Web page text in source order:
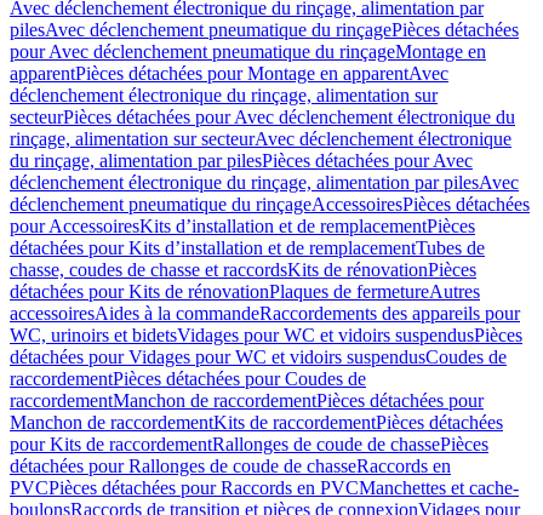
Avec déclenchement électronique du rinçage, alimentation par
pilesAvec déclenchement pneumatique du rinçagePièces détachées
pour Avec déclenchement pneumatique du rinçageMontage en
apparentPièces détachées pour Montage en apparentAvec
déclenchement électronique du rinçage, alimentation sur
secteurPièces détachées pour Avec déclenchement électronique du
rinçage, alimentation sur secteurAvec déclenchement électronique
du rinçage, alimentation par pilesPièces détachées pour Avec
déclenchement électronique du rinçage, alimentation par pilesAvec
déclenchement pneumatique du rinçageAccessoiresPièces détachées
pour AccessoiresKits d’installation et de remplacementPièces
détachées pour Kits d’installation et de remplacementTubes de
chasse, coudes de chasse et raccordsKits de rénovationPièces
détachées pour Kits de rénovationPlaques de fermetureAutres
accessoiresAides à la commandeRaccordements des appareils pour
WC, urinoirs et bidetsVidages pour WC et vidoirs suspendusPièces
détachées pour Vidages pour WC et vidoirs suspendusCoudes de
raccordementPièces détachées pour Coudes de
raccordementManchon de raccordementPièces détachées pour
Manchon de raccordementKits de raccordementPièces détachées
pour Kits de raccordementRallonges de coude de chassePièces
détachées pour Rallonges de coude de chasseRaccords en
PVCPièces détachées pour Raccords en PVCManchettes et cache-
boulonsRaccords de transition et pièces de connexionVidages pour